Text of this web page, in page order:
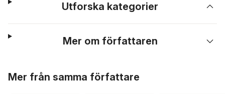
Utforska kategorier
Mer om författaren
Mer från samma författare